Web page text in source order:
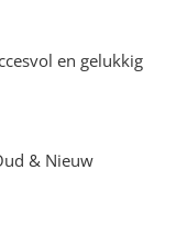
en gelukkig
& Nieuw